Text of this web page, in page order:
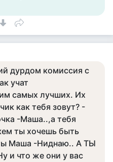
дурдом комиссия с
учат
самых лучших. Их
как тебя зовут? -
-Маша..,а тебя
ты хочешь быть
Маша -Ниднаю.. А ТЫ
и что же они у вас